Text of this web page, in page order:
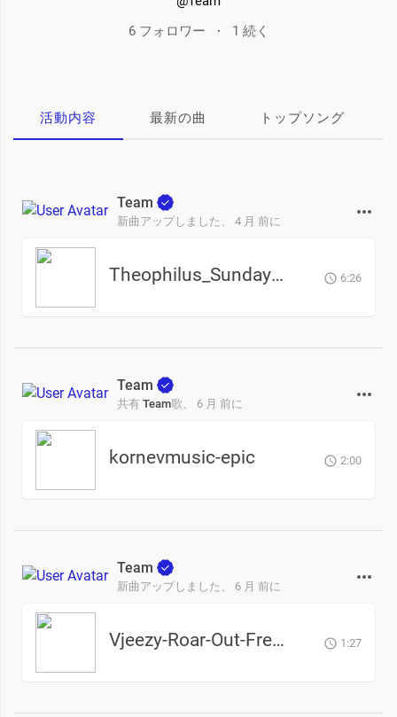
6 フォロワー
· 1 続く
活動内容 最新の曲 トップソング
Team
新曲アップしました、 4 月 前に
Theophilus_Sunday_-_Aya_o_Aya_Adullam_CeeNaija.com_ 6:26
Team
共有 Team歌、 6 月 前に
kornevmusic-epic 2:00
Team
新曲アップしました、 6 月 前に
Vjeezy-Roar-Out-Freestyle-Part-1-Prod-by-Sny 1:27